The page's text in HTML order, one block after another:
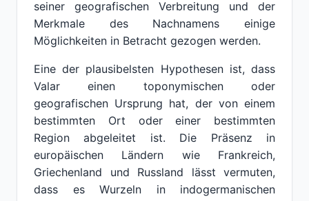
seiner geografischen Verbreitung und der
Merkmale des Nachnamens einige
Möglichkeiten in Betracht gezogen werden.
Eine der plausibelsten Hypothesen ist, dass
Valar einen toponymischen oder
geografischen Ursprung hat, der von einem
bestimmten Ort oder einer bestimmten
Region abgeleitet ist. Die Präsenz in
europäischen Ländern wie Frankreich,
Griechenland und Russland lässt vermuten,
dass es Wurzeln in indogermanischen